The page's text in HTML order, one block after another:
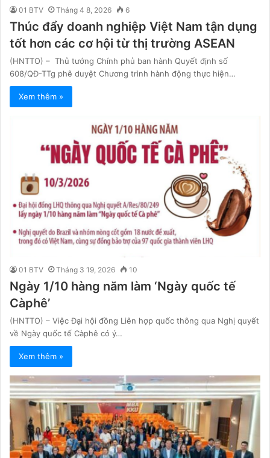
01 BTV Tháng 4 8, 2026 6
Thúc đẩy doanh nghiệp Việt Nam tận dụng
tốt hơn các cơ hội từ thị trường ASEAN
(HNTTO) – Thủ tướng Chính phủ ban hành Quyết định số
608/QĐ-TTg phê duyệt Chương trình hành động thực hiện…
Xem thêm »
01 BTV Tháng 3 19, 2026 10
Ngày 1/10 hàng năm làm ‘Ngày quốc tế
Càphê’
(HNTTO) – Việc Đại hội đồng Liên hợp quốc thông qua Nghị quyết
về Ngày quốc tế Càphê có ý…
Xem thêm »